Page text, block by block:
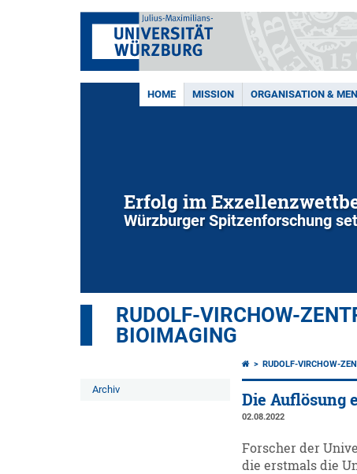
HOME MISSION ORGANISATION &
Erfolg im
Würzburger Spitzenforschung
RUDOLF-VIRCHOW-
BIOIMAGING
Archiv
RUDOLF-VIRCHOW-
Die Auflösung
02.08.2022
Forscher der
die erstmals die